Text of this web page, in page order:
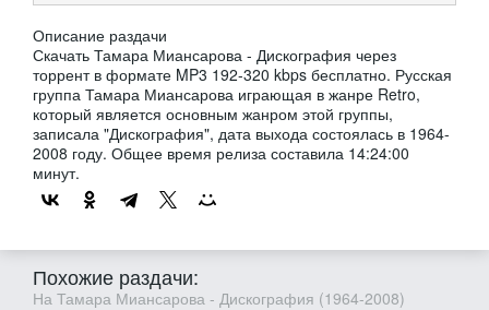
Описание раздачи
Скачать Тамара Миансарова - Дискография через
торрент в формате MP3 192-320 kbps бесплатно. Русская
группа Тамара Миансарова играющая в жанре Retro,
который является основным жанром этой группы,
записала "Дискография", дата выхода состоялась в 1964-
2008 году. Общее время релиза составила 14:24:00
минут.
Похожие раздачи:
На Тамара Миансарова - Дискография (1964-2008)